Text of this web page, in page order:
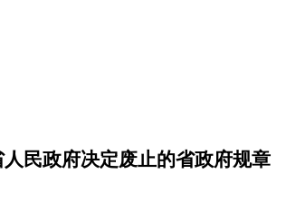
民政府决定废止的省政府规章